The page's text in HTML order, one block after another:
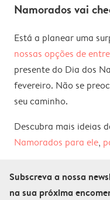
Namorados vai
Está a planear uma
nossas opções de
presente do Dia dos
fevereiro. Não se
seu caminho.
Descubra mais ideias
Namorados para ele,
Subscreva a nossa
na sua próxima